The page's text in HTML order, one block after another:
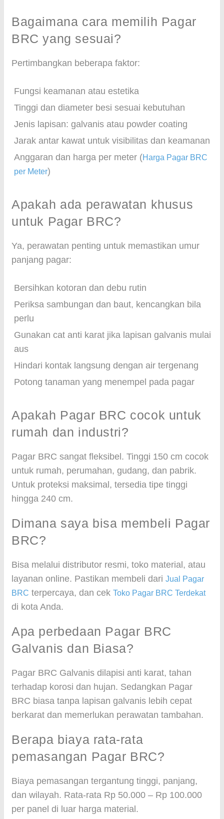
Bagaimana cara memilih Pagar
BRC yang sesuai?
Pertimbangkan beberapa faktor:
Fungsi keamanan atau estetika
Tinggi dan diameter besi sesuai kebutuhan
Jenis lapisan: galvanis atau powder coating
Jarak antar kawat untuk visibilitas dan keamanan
Anggaran dan harga per meter (Harga Pagar BRC
per Meter)
Apakah ada perawatan khusus
untuk Pagar BRC?
Ya, perawatan penting untuk memastikan umur
panjang pagar:
Bersihkan kotoran dan debu rutin
Periksa sambungan dan baut, kencangkan bila
perlu
Gunakan cat anti karat jika lapisan galvanis mulai
aus
Hindari kontak langsung dengan air tergenang
Potong tanaman yang menempel pada pagar
Apakah Pagar BRC cocok untuk
rumah dan industri?
Pagar BRC sangat fleksibel. Tinggi 150 cm cocok
untuk rumah, perumahan, gudang, dan pabrik.
Untuk proteksi maksimal, tersedia tipe tinggi
hingga 240 cm.
Dimana saya bisa membeli Pagar
BRC?
Bisa melalui distributor resmi, toko material, atau
layanan online. Pastikan membeli dari Jual Pagar
BRC terpercaya, dan cek Toko Pagar BRC Terdekat
di kota Anda.
Apa perbedaan Pagar BRC
Galvanis dan Biasa?
Pagar BRC Galvanis dilapisi anti karat, tahan
terhadap korosi dan hujan. Sedangkan Pagar
BRC biasa tanpa lapisan galvanis lebih cepat
berkarat dan memerlukan perawatan tambahan.
Berapa biaya rata-rata
pemasangan Pagar BRC?
Biaya pemasangan tergantung tinggi, panjang,
dan wilayah. Rata-rata Rp 50.000 – Rp 100.000
per panel di luar harga material.